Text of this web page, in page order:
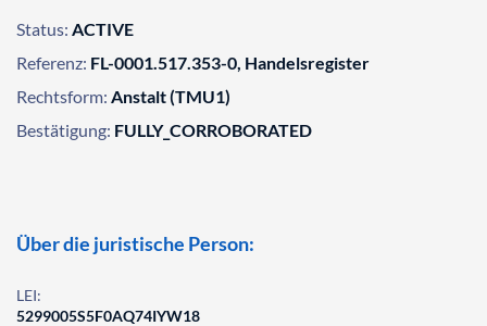
Status: ACTIVE
Referenz: FL-0001.517.353-0, Handelsregister
Rechtsform: Anstalt (TMU1)
Bestätigung: FULLY_CORROBORATED
Über die juristische Person:
LEI:
5299005S5F0AQ74IYW18